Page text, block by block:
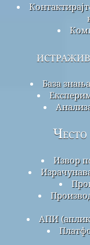
База
Извор
АПИ